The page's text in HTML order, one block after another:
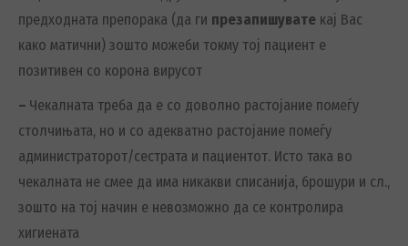
предходната препорака (да ги презапишувате кај Вас
како матични) зошто можеби токму тој пациент е
позитивен со корона вирусот
– Чекалната треба да е со доволно растојание помеѓу
столчињата, но и со адекватно растојание помеѓу
администраторот/сестрата и пациентот. Исто така во
чекалната не смее да има никакви списанија, брошури и сл.,
зошто на тој начин е невозможно да се контролира
хигиената